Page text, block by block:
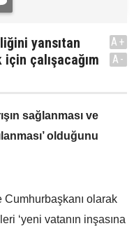
yansıtan
çalışacağım
A+
A-
sağlanması ve
olduğunu
olarak
‘yeni vatanın inşasına